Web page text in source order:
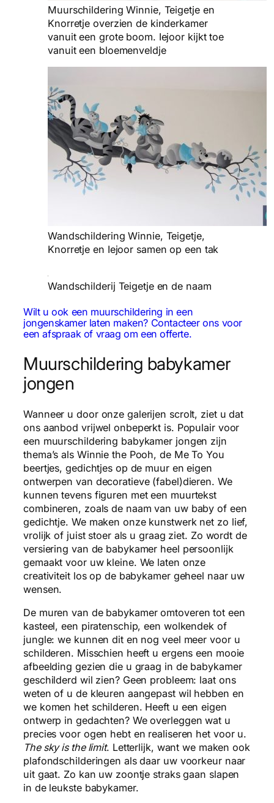
Muurschildering Winnie, Teigetje en
Knorretje overzien de kinderkamer
vanuit een grote boom. Iejoor kijkt toe
vanuit een bloemenveldje
Wandschildering Winnie, Teigetje,
Knorretje en Iejoor samen op een tak
Wandschilderij Teigetje en de naam
Wilt u ook een muurschildering in een
jongenskamer laten maken? Contacteer ons voor
een afspraak of vraag om een offerte.
Muurschildering babykamer
jongen
Wanneer u door onze galerijen scrolt, ziet u dat
ons aanbod vrijwel onbeperkt is. Populair voor
een muurschildering babykamer jongen zijn
thema’s als Winnie the Pooh, de Me To You
beertjes, gedichtjes op de muur en eigen
ontwerpen van decoratieve (fabel)dieren. We
kunnen tevens figuren met een muurtekst
combineren, zoals de naam van uw baby of een
gedichtje. We maken onze kunstwerk net zo lief,
vrolijk of juist stoer als u graag ziet. Zo wordt de
versiering van de babykamer heel persoonlijk
gemaakt voor uw kleine. We laten onze
creativiteit los op de babykamer geheel naar uw
wensen.
De muren van de babykamer omtoveren tot een
kasteel, een piratenschip, een wolkendek of
jungle: we kunnen dit en nog veel meer voor u
schilderen. Misschien heeft u ergens een mooie
afbeelding gezien die u graag in de babykamer
geschilderd wil zien? Geen probleem: laat ons
weten of u de kleuren aangepast wil hebben en
we komen het schilderen. Heeft u een eigen
ontwerp in gedachten? We overleggen wat u
precies voor ogen hebt en realiseren het voor u.
The sky is the limit. Letterlijk, want we maken ook
plafondschilderingen als daar uw voorkeur naar
uit gaat. Zo kan uw zoontje straks gaan slapen
in de leukste babykamer.